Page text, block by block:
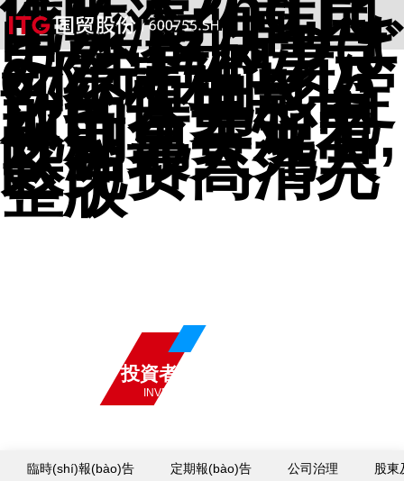
比饰演的韩国
电影,望月つぼ
み,年轻的妻子
6,陈诗雅的15
部经典电影,绽
放的许开心电
视剧免费观看,
欧洲最大无人
区免费高清完
整版
投資者關(GUĀN)系
INVESTOR RELATIONS
臨時(shí)報(bào)告 定期報(bào)告 公司治理 股東